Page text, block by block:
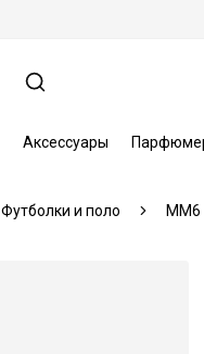
Аксессуары
Футболки и поло